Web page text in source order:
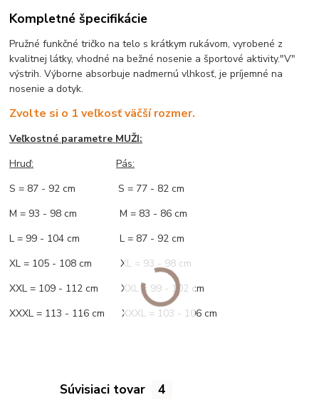
Kompletné špecifikácie
Pružné funkčné tričko na telo s krátkym rukávom, vyrobené z
kvalitnej látky, vhodné na bežné nosenie a športové aktivity."V"
výstrih. Výborne absorbuje nadmernú vlhkosť, je príjemné na
nosenie a dotyk.
Zvolte si o 1 veľkosť väčší rozmer.
Veľkostné parametre MUŽI:
Hruď:
Pás:
S = 87 - 92 cm S = 77 - 82 cm
M = 93 - 98 cm M = 83 - 86 cm
L = 99 - 104 cm L = 87 - 92 cm
XL = 105 - 108 cm XL = 93 - 98 cm
XXL = 109 - 112 cm XXL = 99 - 102 cm
XXXL = 113 - 116 cm XXXL = 103 - 106 cm
Súvisiaci tovar 4